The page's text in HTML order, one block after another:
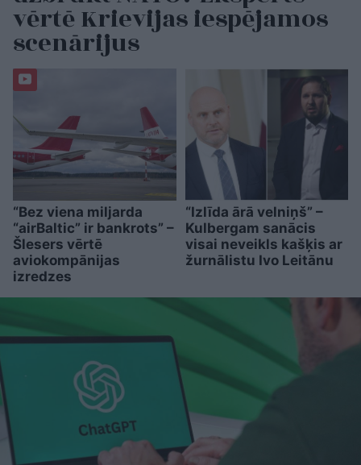
vērtē Krievijas iespējamos
scenārijus
“Bez viena miljarda
“airBaltic” ir bankrots” –
Šlesers vērtē
aviokompānijas
izredzes
“Izlīda ārā velniņš” –
Kulbergam sanācis
visai neveikls kašķis ar
žurnālistu Ivo Leitānu